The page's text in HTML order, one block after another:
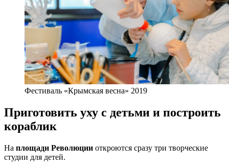
Фестиваль «Крымская весна» 2019
Приготовить уху с детьми и построить
кораблик
На площади Революции откроются сразу три творческие
студии для детей.